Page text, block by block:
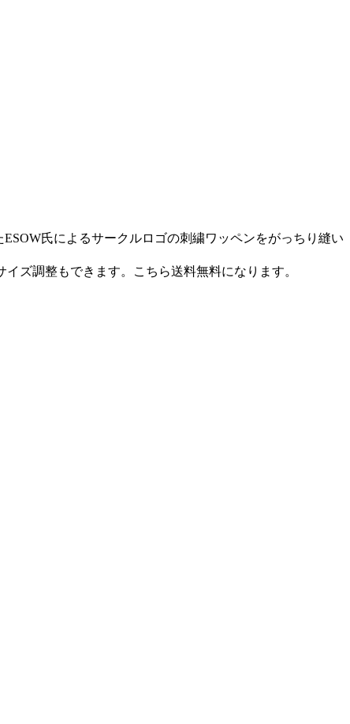
氏によるサークルロゴの刺繍ワッペンをがっちり縫い
ズ調整もできます。こちら送料無料になります。